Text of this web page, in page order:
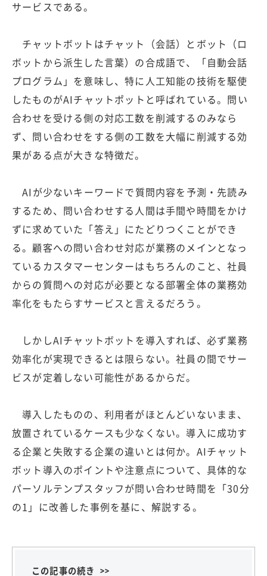
サービスである。
チャットボットはチャット（会話）とボット（ロ
ボットから派生した言葉）の合成語で、「自動会話
プログラム」を意味し、特に人工知能の技術を駆使
したものがAIチャットポットと呼ばれている。問い
合わせを受ける側の対応工数を削減するのみなら
ず、問い合わせをする側の工数を大幅に削減する効
果がある点が大きな特徴だ。
AIが少ないキーワードで質問内容を予測・先読み
するため、問い合わせする人間は手間や時間をかけ
ずに求めていた「答え」にたどりつくことができ
る。顧客への問い合わせ対応が業務のメインとなっ
ているカスタマーセンターはもちろんのこと、社員
からの質問への対応が必要となる部署全体の業務効
率化をもたらすサービスと言えるだろう。
しかしAIチャットボットを導入すれば、必ず業務
効率化が実現できるとは限らない。社員の間でサー
ビスが定着しない可能性があるからだ。
導入したものの、利用者がほとんどいないまま、
放置されているケースも少なくない。導入に成功す
る企業と失敗する企業の違いとは何か。AIチャット
ボット導入のポイントや注意点について、具体的な
パーソルテンプスタッフが問い合わせ時間を「30分
の1」に改善した事例を基に、解説する。
この記事の続き >>